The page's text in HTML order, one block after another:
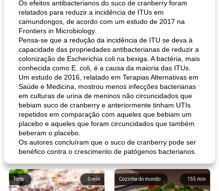
Os efeitos antibacterianos do suco de cranberry foram
relatados para reduzir a incidência de ITUs em
camundongos, de acordo com um estudo de 2017 na
Frontiers in Microbiology.
Pensa-se que a redução da incidência de ITU se deva à
capacidade das propriedades antibacterianas de reduzir a
colonização de Escherichia coli na bexiga. A bactéria, mais
conhecida como E. coli, é a causa da maioria das ITUs.
Um estudo de 2016, relatado em Terapias Alternativas em
Saúde e Medicina, mostrou menos infecções bacterianas
em culturas de urina de meninos não circuncidados que
bebiam suco de cranberry e anteriormente tinham UTIs
repetidos em comparação com aqueles que bebiam um
placebo e aqueles que foram circuncidados que também
beberam o placebo.
Os autores concluíram que o suco de cranberry pode ser
benéfico contra o crescimento de patógenos bacterianos.
0min
Torta 155 min
Cozinha do mundo